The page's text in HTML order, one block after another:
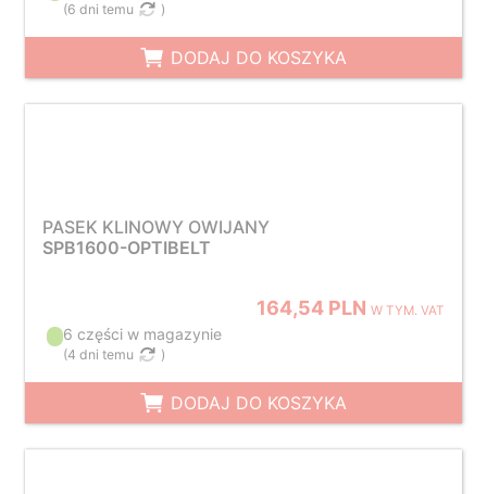
(6 dni temu )
DODAJ DO KOSZYKA
PASEK KLINOWY OWIJANY
SPB1600-OPTIBELT
164,54 PLNW TYM. VAT
6 części w magazynie
(4 dni temu )
DODAJ DO KOSZYKA